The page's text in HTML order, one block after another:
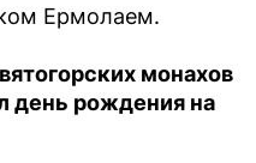
Ермолаем.
монахов
день рождения на